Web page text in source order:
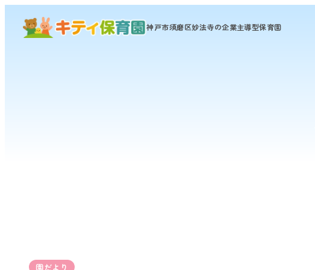
神戸市須磨区妙法寺の企業主導型保育園
園だより